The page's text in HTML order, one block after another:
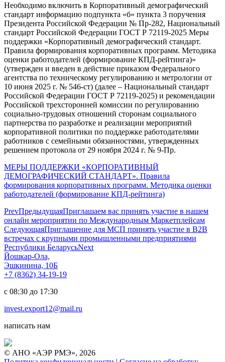
Необходимо включить в Корпоративный демографический
стандарт информацию подпункта «б» пункта 3 поручения
Президента Российской Федерации № Пр-282, Национальный
стандарт Российской Федерации ГОСТ Р 72119-2025 Меры
поддержки «Корпоративный демографический стандарт.
Правила формирования корпоративных программ. Методика
оценки работодателей (формирование КПД-рейтинга)»
(утвержден и введен в действие приказом Федерального
агентства по техническому регулированию и метрологии от
10 июня 2025 г. № 546-ст) (далее – Национальный стандарт
Российской Федерации ГОСТ Р 72119-2025) и рекомендации
Российской трехсторонней комиссии по регулированию
социально-трудовых отношений сторонам социального
партнерства по разработке и реализации мероприятий
корпоративной политики по поддержке работодателями
работников с семейными обязанностями, утвержденных
решением протокола от 29 ноября 2024 г. № 9-Пр.
МЕРЫ ПОДДЕРЖКИ «КОРПОРАТИВНЫЙ
ДЕМОГРАФИЧЕСКИЙ СТАНДАРТ». Правила
формирования корпоративных программ. Методика оценки
работодателей (формирование КПД-рейтинга)
PrevПредыдущаяПриглашаем вас принять участие в нашем
онлайн мероприятии по Международным Маркетплейсам
СледующаяПриглашение для МСП принять участие в B2B
встречах с крупными промышленными предприятиями
Республики БеларусьNext
Йошкар-Ола,
Эшкинина, 10Б
+7 (8362) 34-19-19
с 08:30 до 17:30
invest.export12@mail.ru
написать нам
© АНО «АЭР РМЭ», 2026